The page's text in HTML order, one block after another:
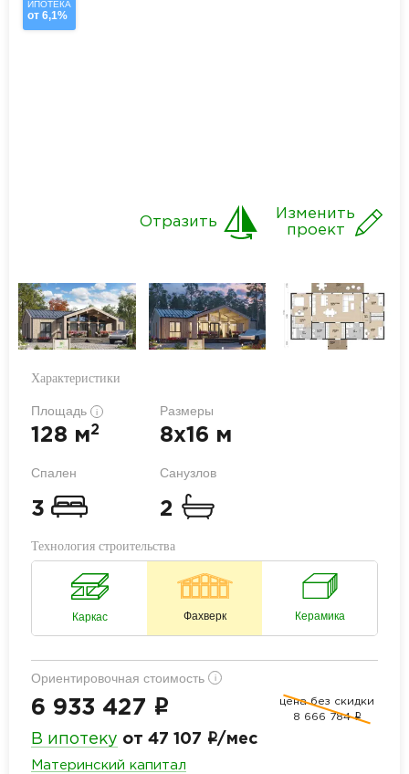
ИПОТЕКА
от 6,1%
Изменить
проект
Отразить
Характеристики
Площадь i
128 м2
Размеры
8x16 м
Спален
3
Санузлов
2
Технология строительства
Каркас Фахверк Керамика
Ориентировочная стоимость i
6 933 427 i
цена без скидки
8 666 784 i
В ипотеку от 47 107 i/мес
Материнский капитал